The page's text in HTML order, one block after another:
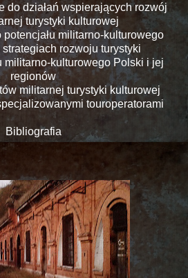
do działań wspierających rozwój
turystyki kulturowej
militarno-kulturowego
rozwoju turystyki
militarno-kulturowego Polski i jej
regionów
militarnej turystyki kulturowej
touroperatorami
Bibliografia